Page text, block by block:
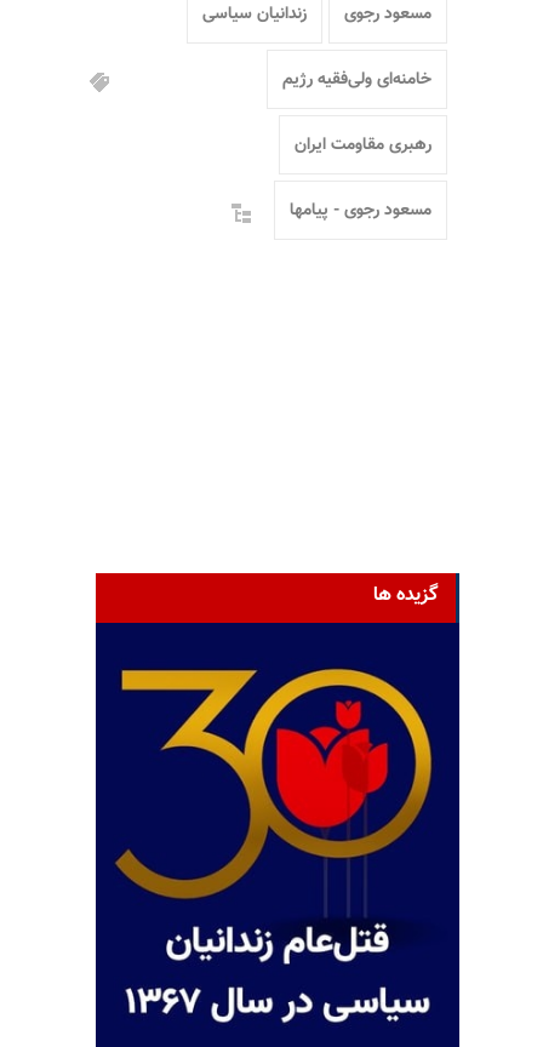
مسعود رجوی زندانیان سیاسی
خامنه‌ای ولی‌فقیه رژیم
رهبری مقاومت ایران
مسعود رجوی - پیامها
گزیده ها